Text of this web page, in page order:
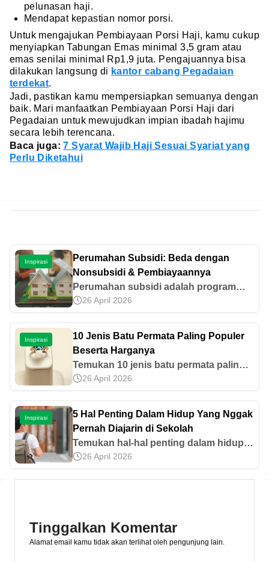
pelunasan haji.
Mendapat kepastian nomor porsi.
Untuk mengajukan Pembiayaan Porsi Haji, kamu cukup
menyiapkan Tabungan Emas minimal 3,5 gram atau
emas senilai minimal Rp1,9 juta. Pengajuannya bisa
dilakukan langsung di kantor cabang Pegadaian
terdekat.
Jadi, pastikan kamu mempersiapkan semuanya dengan
baik. Mari manfaatkan Pembiayaan Porsi Haji dari
Pegadaian untuk mewujudkan impian ibadah hajimu
secara lebih terencana.
Baca juga:7 Syarat Wajib Haji Sesuai Syariat yang
Perlu Diketahui
Inspirasi
Perumahan Subsidi: Beda dengan
Nonsubsidi & Pembiayaannya
Perumahan subsidi adalah program
pemerintah untuk membantu
masyarakat mendapatkan hunian
dengan harga terjangkau. Simak
selengkapnya di sini!
26 April 2026
Inspirasi
10 Jenis Batu Permata Paling Populer
Beserta Harganya
Temukan 10 jenis batu permata paling
populer di dunia. Jelajahi keunikan
berharga dari berlian, zamrud, safir, dan
Zamrud, lengkap di sini.
26 April 2026
Inspirasi
5 Hal Penting Dalam Hidup Yang Nggak
Pernah Diajarin di Sekolah
Temukan hal-hal penting dalam hidup
yang sering terlewatkan di pelajaran
sekolah: keterampilan komunikasi,
26 April 2026
Tinggalkan Komentar
Alamat email kamu tidak akan terlihat oleh pengunjung lain.